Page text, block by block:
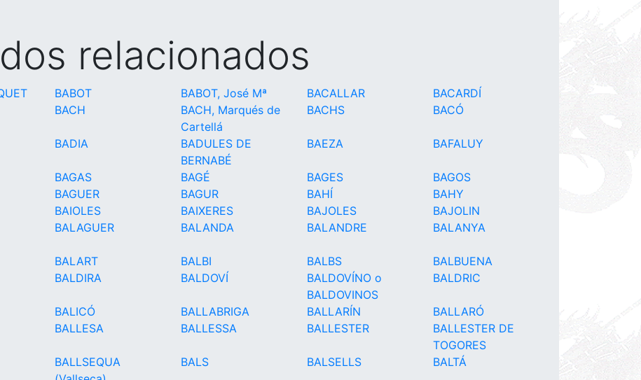
relacionados
BABOT BABOT, José Mª BACALLAR
BACARDÍ
BACH
BACH, Marqués de
Cartellá
BACHS BACÓ
BADIA
BADULES DE
BERNABÉ
BAEZA BAFALUY
BAGAS BAGÉ BAGES
BAGOS
BAGUER BAGUR BAHÍ
BAHY
BAIOLES BAIXERES BAJOLES
BAJOLIN
BALAGUER BALANDA BALANDRE BALANYA
BALART BALBI BALBS
BALBUENA
BALDIRA BALDOVÍ
BALDOVÍNO o
BALDOVINOS
BALDRIC
BALICÓ BALLABRIGA BALLARÍN
BALLARÓ
BALLESA BALLESSA BALLESTER
BALLESTER DE
TOGORES
BALLSEQUA
BALS BALSELLS BALTÁ